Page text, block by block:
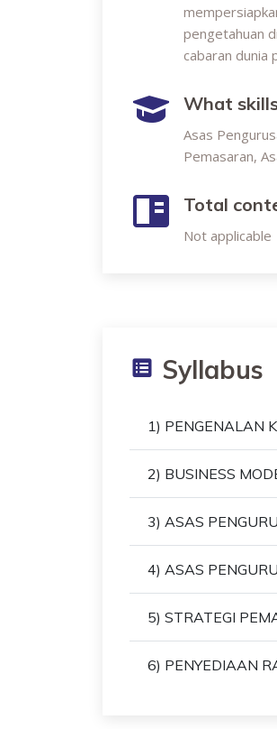
pengetahuan
cabaran dunia
What
Asas
Pemasaran,
Total
Not applicable
Syllabus
1) PENGENALAN
2) BUSINESS
3) ASAS
4) ASAS
5) STRATEGI
6) PENYEDIAAN